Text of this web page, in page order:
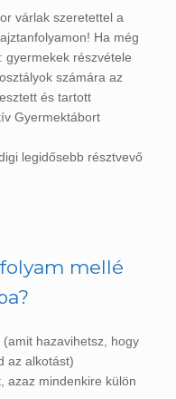
várlak szeretettel a
Ha még
gyermekek részvétele
számára az
és tartott
Gyermektábort
legidősebb résztvevő
mellé
hazavihetsz, hogy
az alkotást)
azaz mindenkire külön